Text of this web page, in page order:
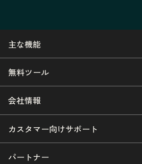
主な機能
無料ツール
会社情報
カスタマー向けサポート
パートナー